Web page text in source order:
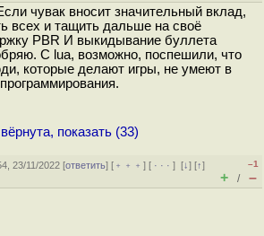
чувак вносит значительный вклад,
всех и тащить дальше на своё
PBR И выкидывание буллета
С lua, возможно, поспешили, что
которые делают игры, не умеют в
показать (33)
23/11/2022 [ответить] [ ﹢﹢﹢] [ · · ·][↓] [↑]
–1
+ / –